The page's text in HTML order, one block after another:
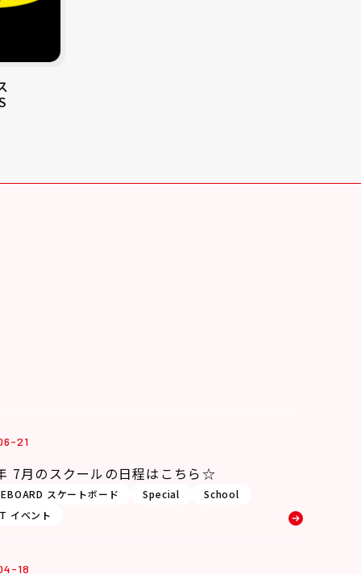
21
7月のスクールの日程はこちら☆
スケートボード Special
School
イベント
18